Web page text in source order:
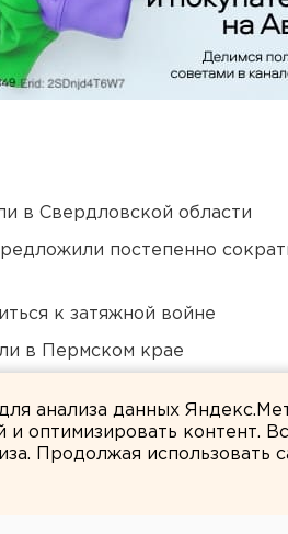
в Свердловской области
постепенно
к затяжной войне
в Пермском крае
анализа данных
и оптимизировать контент.
Продолжая использовать